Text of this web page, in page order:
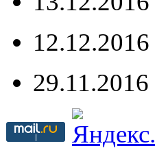
12.12.2016
29.11.2016